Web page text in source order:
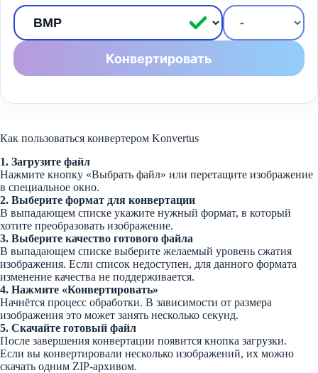
Конвертировать
Как пользоваться конвертером Konvertus
1. Загрузите файл
Нажмите кнопку «Выбрать файл» или перетащите изображение
в специальное окно.
2. Выберите формат для конвертации
В выпадающем списке укажите нужный формат, в который
хотите преобразовать изображение.
3. Выберите качество готового файла
В выпадающем списке выберите желаемый уровень сжатия
изображения. Если список недоступен, для данного формата
изменение качества не поддерживается.
4. Нажмите «Конвертировать»
Начнётся процесс обработки. В зависимости от размера
изображения это может занять несколько секунд.
5. Скачайте готовый файл
После завершения конвертации появится кнопка загрузки.
Если вы конвертировали несколько изображений, их можно
скачать одним ZIP-архивом.